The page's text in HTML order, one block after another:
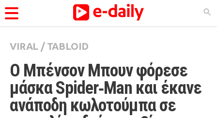
ΚΑΤΗΓΟΡΊΕΣ
Ειδήσεις
Θέματα
Videos
VIRAL / TABLOID
Ο Μπένσον Μπουν φόρεσε
μάσκα Spider‑Man και έκανε
ανάποδη κωλοτούμπα σε